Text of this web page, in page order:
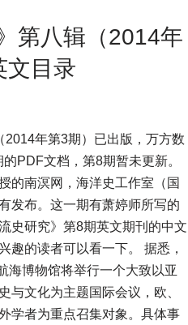
第八辑（2014年
文目录
2014年第3期）已出版，万方数
PDF文档，第8期暂未更新。
的南溟网，海洋史工作室（国
发布。这一期有萧婷师所写的
史研究》第8期英文期刊的中文
趣的读者可以看一下。 据悉，
海博物馆将举行一个大致以亚
与文化为主题国际会议，欧、
学者为重点召集对象。具体事